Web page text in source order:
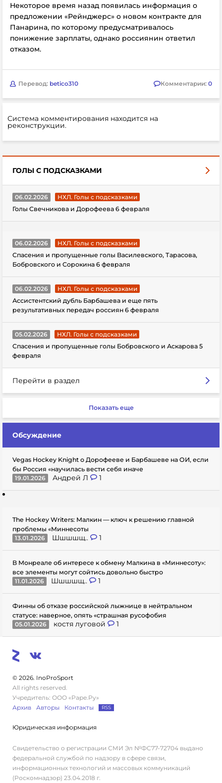
Некоторое время назад появилась информация о
предложении «Рейнджерс» о новом контракте для
Панарина, по которому предусматривалось
понижение зарплаты, однако россиянин ответил
отказом.
Перевод: betico310 Комментарии: 0
Система комментирования находится на
реконструкции.
ГОЛЫ С ПОДСКАЗКАМИ
06.02.2026
НХЛ. Голы с подсказками
Голы Свечникова и Дорофеева 6 февраля
06.02.2026
НХЛ. Голы с подсказками
Спасения и пропущенные голы Василевского, Тарасова,
Бобровского и Сорокина 6 февраля
06.02.2026
НХЛ. Голы с подсказками
Ассистентский дубль Барбашева и еще пять
результативных передач россиян 6 февраля
05.02.2026
НХЛ. Голы с подсказками
Спасения и пропущенные голы Бобровского и Аскарова 5
февраля
Перейти в раздел
Показать еще
Обсуждение
Vegas Hockey Knight о Дорофееве и Барбашеве на ОИ, если
бы Россия «научилась вести себя иначе
19.01.2026
Андрей Л 1
The Hockey Writers: Малкин — ключ к решению главной
проблемы «Миннесоты
13.01.2026
Шшшшщ.. 1
В Монреале об интересе к обмену Малкина в «Миннесоту»:
все элементы могут сойтись довольно быстро
11.01.2026
Шшшшщ.. 1
Финны об отказе российской лыжнице в нейтральном
статусе: наверное, опять «страшная русофобия
05.01.2026
костя луговой 1
© 2026. InoProSport
All rights reserved.
Учредитель: ООО «Раре.Ру»
Архив
Авторы Контакты RSS
Юридическая информация
Свидетельство о регистрации СМИ Эл №ФС77-72704 выдано
федеральной службой по надзору в сфере связи,
информационных технологий и массовых коммуникаций
(Роскомнадзор) 23.04.2018 г.